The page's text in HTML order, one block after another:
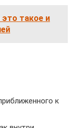
это такое и
к